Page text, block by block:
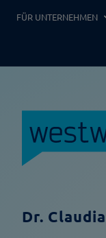
FÜR UNTERNEHMEN
Dr.